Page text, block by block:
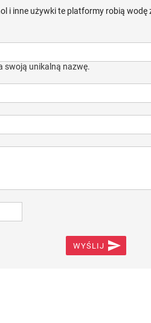
i inne używki te platformy robią
swoją unikalną nazwę.
WYŚLIJ 